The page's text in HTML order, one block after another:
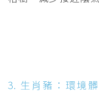
3. 生肖豬：環境